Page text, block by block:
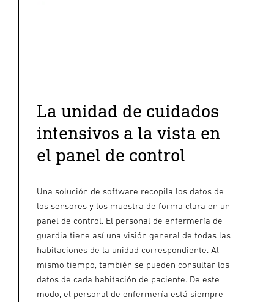
La unidad de cuidados
intensivos a la vista en
el panel de control
Una solución de software recopila los datos de
los sensores y los muestra de forma clara en un
panel de control. El personal de enfermería de
guardia tiene así una visión general de todas las
habitaciones de la unidad correspondiente. Al
mismo tiempo, también se pueden consultar los
datos de cada habitación de paciente. De este
modo, el personal de enfermería está siempre